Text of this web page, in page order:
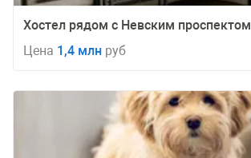
Хостел рядом с Невским проспектом
Цена 1,4 млн руб